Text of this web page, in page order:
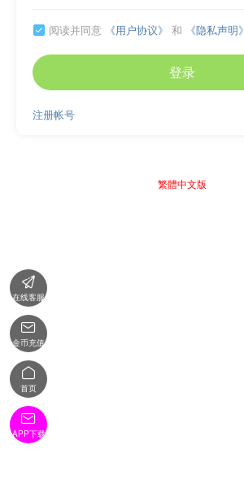
 阅读并同意 《用户协议》 和 《隐私声明》
登录
注册帐号
繁體中文版

在线客服

金币充值

首页

APP下载